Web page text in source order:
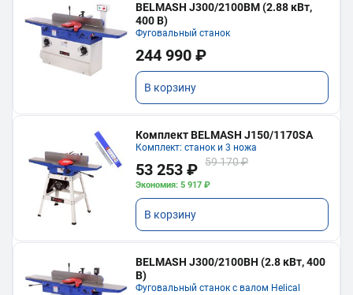
BELMASH J300/2100ВМ (2.88 кВт,
400 В)
Фуговальный станок
244 990 ₽
В корзину
Комплект BELMASH J150/1170SA
Комплект: станок и 3 ножа
53 253 ₽ 59 170 ₽
Экономия: 5 917 ₽
В корзину
BELMASH J300/2100ВH (2.8 кВт, 400
В)
Фуговальный станок с валом Helical